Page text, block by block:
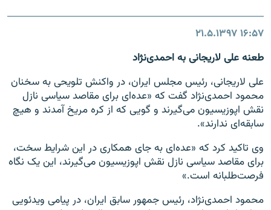
۱۶:۵۷۲۱.۵.۱۳۹۷
طعنه علی لاریجانی به احمدی‌نژاد
علی لاریجانی، رئیس مجلس ایران، در واکنش تلویحی به سخنان
محمود احمدی‌نژاد گفت که «عده‌ای برای مقاصد سیاسی نازل
نقش اپوزیسیون می‌گیرند و گویی که از کره مریخ آمدند و هیچ
سابقه‌ای ندارند».
وی تاکید کرد که «عده‌ای به جای همکاری در این شرایط سخت،
برای مقاصد سیاسی نازل نقش اپوزیسیون می‌گیرند، این یک نگاه
فرصت‌طلبانه است.»
محمود احمدی‌نژاد، رئیس جمهور سابق ایران، در پیامی ویدئویی